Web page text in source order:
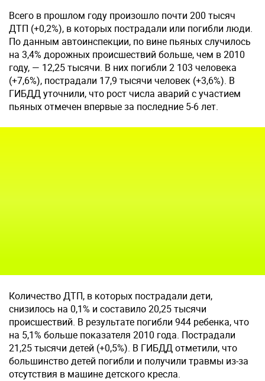
Всего в прошлом году произошло почти 200 тысяч
ДТП (+0,2%), в которых пострадали или погибли люди.
По данным автоинспекции, по вине пьяных случилось
на 3,4% дорожных происшествий больше, чем в 2010
году, — 12,25 тысячи. В них погибли 2 103 человека
(+7,6%), пострадали 17,9 тысячи человек (+3,6%). В
ГИБДД уточнили, что рост числа аварий с участием
пьяных отмечен впервые за последние 5-6 лет.
Количество ДТП, в которых пострадали дети,
снизилось на 0,1% и составило 20,25 тысячи
происшествий. В результате погибли 944 ребенка, что
на 5,1% больше показателя 2010 года. Пострадали
21,25 тысячи детей (+0,5%). В ГИБДД отметили, что
большинство детей погибли и получили травмы из-за
отсутствия в машине детского кресла.